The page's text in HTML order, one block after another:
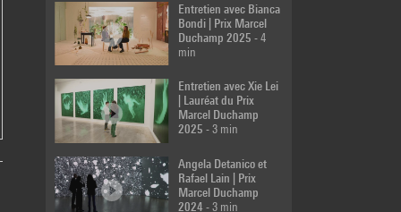
Julien Prévieux |
Prix Marcel
min
Latifa Echakhch |
Duchamp 2013- 7
min
Entretien avec Bianca
Bondi | Prix Marcel
Duchamp 2025 - 4
min
Entretien avec Xie Lei
| Lauréat du Prix
Marcel Duchamp
2025 - 3 min
Angela Detanico et
Rafael Lain | Prix
Marcel Duchamp
2024 - 3 min